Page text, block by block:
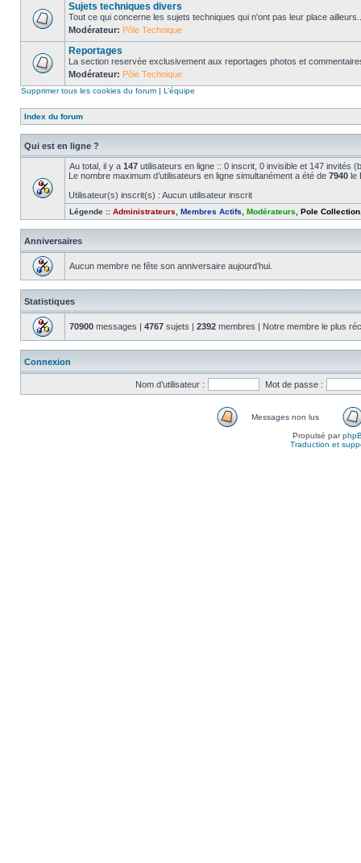
Sujets techniques divers
Tout ce qui concerne les sujets techniques qui n'ont pas leur place
Modérateur: Pôle Technique
Reportages
La section reservée exclusivement aux reportages photos et
Modérateur: Pôle Technique
Supprimer tous les cookies du forum | L’équipe
Index du forum
Qui est en ligne ?
Au total, il y a 147 utilisateurs en ligne :: 0 inscrit, 0 invisible et 147 invités
Le nombre maximum d’utilisateurs en ligne simultanément a été de 7940 le
Utilisateur(s) inscrit(s) : Aucun utilisateur inscrit
Légende :: Administrateurs Membres Actifs Modérateurs Pole Collection
Anniversaires
Aucun membre ne fête son anniversaire aujourd’hui.
Statistiques
70900 messages | 4767 sujets | 2392 membres | Notre membre le plus
Connexion
Nom d’utilisateur : Mot de passe :
Messages non lus
Propulsé par
Traduction et